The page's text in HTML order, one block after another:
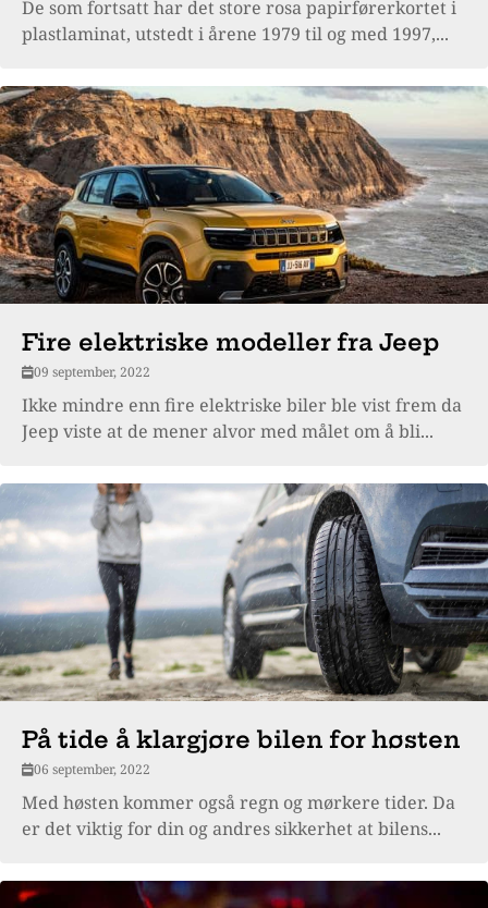
De som fortsatt har det store rosa papirførerkortet i
plastlaminat, utstedt i årene 1979 til og med 1997,...
Fire elektriske modeller fra Jeep
09 september, 2022
Ikke mindre enn fire elektriske biler ble vist frem da
Jeep viste at de mener alvor med målet om å bli...
På tide å klargjøre bilen for høsten
06 september, 2022
Med høsten kommer også regn og mørkere tider. Da
er det viktig for din og andres sikkerhet at bilens...